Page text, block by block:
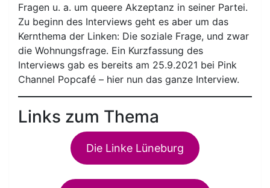
Fragen u. a. um queere Akzeptanz in seiner Partei.
Zu beginn des Interviews geht es aber um das
Kernthema der Linken: Die soziale Frage, und zwar
die Wohnungsfrage. Ein Kurzfassung des
Interviews gab es bereits am 25.9.2021 bei Pink
Channel Popcafé – hier nun das ganze Interview.
Links zum Thema
Die Linke Lüneburg